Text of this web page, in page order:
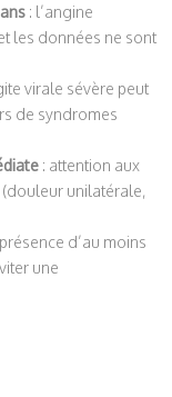
: l’angine
les données ne sont
virale sévère peut
de syndromes
: attention aux
unilatérale,
d’au moins
une